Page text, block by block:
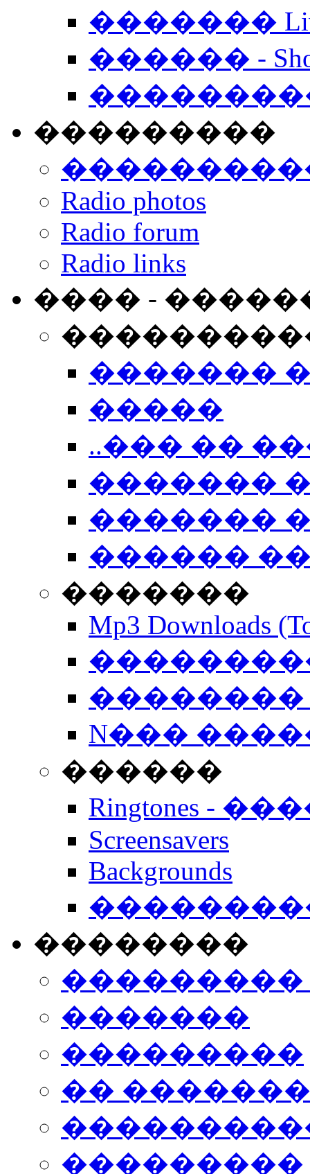
�������
������ -
���������
Radio photos
Radio forum
Radio links
���� -
�������
�����
..��� ��
�������
�������
������
�������
Mp3 Downloads
��������
N���
������
Ringtones -
Screensavers
Backgrounds
��������
���������
�������
���������
��
���������